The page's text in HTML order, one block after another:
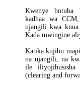
Kwenye hotuba
kadhaa wa
ujangili kwa
Kada mwingine
Katika kujibu
na ujangili, na
ile iliyojihusisha
(clearing and